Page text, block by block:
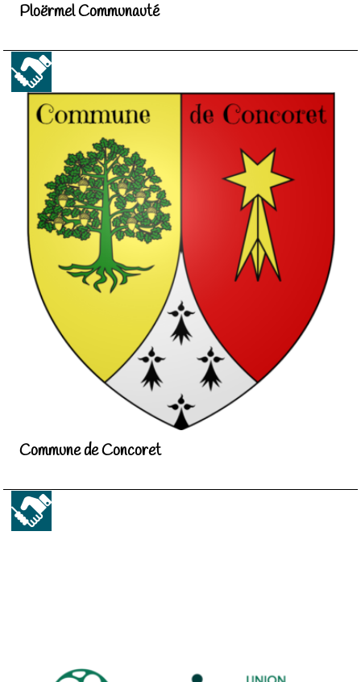
Ploërmel Communauté
Commune de Concoret